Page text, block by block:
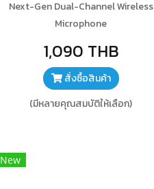
Next-Gen Dual-Channel Wireless
Microphone
1,090 THB
สั่งซื้อสินค้า
(มีหลายคุณสมบัติให้เลือก)
New